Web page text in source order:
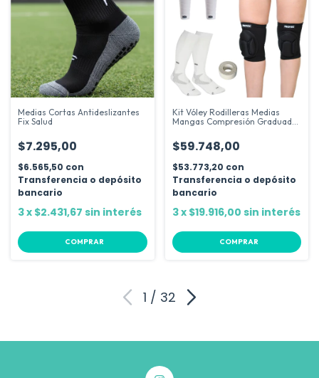
Medias Cortas Antideslizantes
Fix Salud
$7.295,00
$6.565,50 con
Transferencia o depósito
bancario
3x $2.431,67 sin interés
COMPRAR
Kit Vóley Rodilleras Medias
Mangas Compresión Graduada
$59.748,00
$53.773,20 con
Transferencia o depósito
bancario
3x $19.916,00 sin interés
COMPRAR
1 / 32